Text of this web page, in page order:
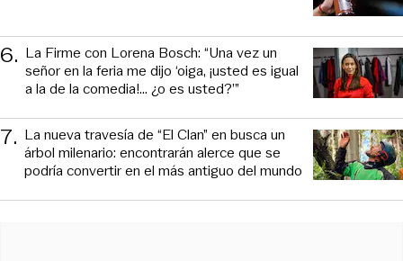
6. La Firme con Lorena Bosch: “Una vez un
señor en la feria me dijo ‘oiga, ¡usted es igual
a la de la comedia!... ¿o es usted?’”
7. La nueva travesía de “El Clan” en busca un
árbol milenario: encontrarán alerce que se
podría convertir en el más antiguo del mundo